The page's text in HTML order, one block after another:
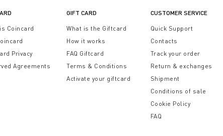
Un
smalti speciali, che ricordano le cromie floreali,
Coincard
Privacy
Agreements
GIFT CARD
What is the Giftcard
How it works
FAQ Giftcard
Terms & Conditions
Activate your giftcard
CUSTOMER SERVICE
Quick Support
Contacts
Track your order
Return & exchanges
Shipment
Conditions of sale
Cookie Policy
FAQ